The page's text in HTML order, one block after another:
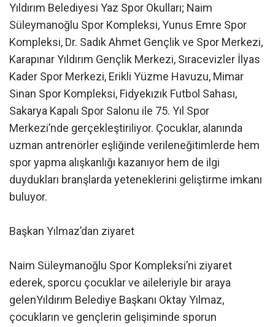
Yıldırım Belediyesi Yaz Spor Okulları; Naim
Süleymanoğlu Spor Kompleksi, Yunus Emre Spor
Kompleksi, Dr. Sadık Ahmet Gençlik ve Spor Merkezi,
Karapınar Yıldırım Gençlik Merkezi, Sıracevizler İlyas
Kader Spor Merkezi, Erikli Yüzme Havuzu, Mimar
Sinan Spor Kompleksi, Fidyekızık Futbol Sahası,
Sakarya Kapalı Spor Salonu ile 75. Yıl Spor
Merkezi’nde gerçekleştiriliyor. Çocuklar, alanında
uzman antrenörler eşliğinde verileneğitimlerde hem
spor yapma alışkanlığı kazanıyor hem de ilgi
duydukları branşlarda yeteneklerini geliştirme imkanı
buluyor.
Başkan Yılmaz’dan ziyaret
Naim Süleymanoğlu Spor Kompleksi’ni ziyaret
ederek, sporcu çocuklar ve aileleriyle bir araya
gelenYıldırım Belediye Başkanı Oktay Yılmaz,
çocukların ve gençlerin gelişiminde sporun